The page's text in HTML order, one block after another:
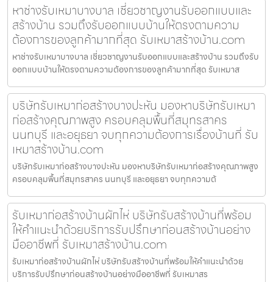
หาช่างรับเหมาบางบาล เชี่ยวชาญงานรับออกแบบและ
สร้างบ้าน รวมถึงรับออกแบบบ้านให้ตรงตามความ
ต้องการของลูกค้ามากที่สุด รับเหมาสร้างบ้าน.com
หาช่างรับเหมาบางบาล เชี่ยวชาญงานรับออกแบบและสร้างบ้าน รวมถึงรับ
ออกแบบบ้านให้ตรงตามความต้องการของลูกค้ามากที่สุด รับเหมาส
บริษัทรับเหมาก่อสร้างบางปะหัน มองหาบริษัทรับเหมา
ก่อสร้างคุณภาพสูง ครอบคลุมพื้นที่สมุทรสาคร
นนทบุรี และอยุธยา จบทุกความต้องการเรื่องบ้านที่ รับ
เหมาสร้างบ้าน.com
บริษัทรับเหมาก่อสร้างบางปะหัน มองหาบริษัทรับเหมาก่อสร้างคุณภาพสูง
ครอบคลุมพื้นที่สมุทรสาคร นนทบุรี และอยุธยา จบทุกความต้
รับเหมาก่อสร้างบ้านผักไห่ บริษัทรับสร้างบ้านที่พร้อม
ให้คำแนะนำด้วยบริการรับปรึกษาก่อนสร้างบ้านอย่าง
มืออาชีพที่ รับเหมาสร้างบ้าน.com
รับเหมาก่อสร้างบ้านผักไห่ บริษัทรับสร้างบ้านที่พร้อมให้คำแนะนำด้วย
บริการรับปรึกษาก่อนสร้างบ้านอย่างมืออาชีพที่ รับเหมาสร